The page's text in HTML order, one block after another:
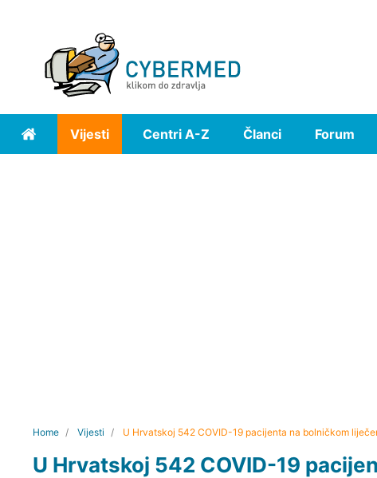
Home Vijesti Centri A-Z Članci Forum
Home Vijesti U Hrvatskoj 542 COVID-19 pacijenta na bolničkom
U Hrvatskoj 542 COVID-19